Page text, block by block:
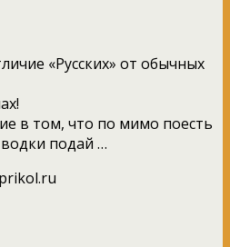
«Русских» от обычных
в том, что по мимо поесть
подай …